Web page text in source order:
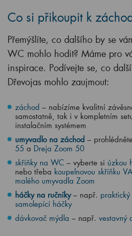
Co si přikoupit k
Přemýšlíte, co dalšího by se
WC mohlo hodit? Máme pro
inspirace. Podívejte se, co
Dřevojas mohlo zaujmout:
záchod – nabízíme kvalitní
samostatně, tak i v kompletním
instalačním systémem
umyvadlo na záchod –
55 a Dreja Zoom 50
skříňky na WC – vyberte si úzkou
nebo třeba koupelnovou skříňku
malého umyvadla Zoom
háčky na ručníky– např.
samolepící háčky
dávkovač mýdla – např. vestavný